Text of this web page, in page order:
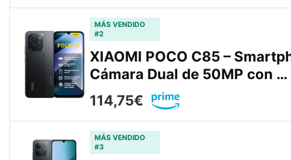
MÁS VENDIDO
#2
XIAOMI POCO C85 –
Cámara Dual de 50MP con …
114,75€
MÁS VENDIDO
#3